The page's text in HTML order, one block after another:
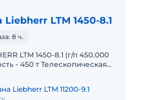
LTM 1450-8.1
8 ч.
LTM 1450-8.1 (г/п 450.000
- 450 т Телескопическая
Liebherr LTM 11200-9.1